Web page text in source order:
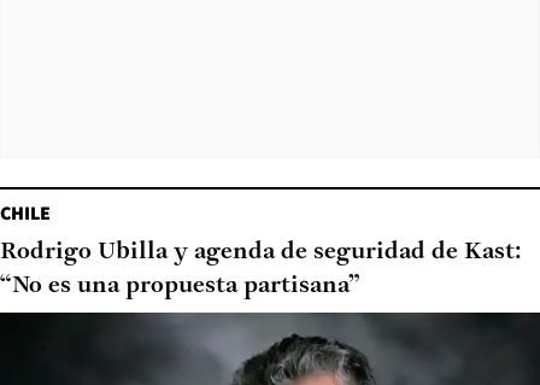
CHILE
Rodrigo Ubilla y agenda de seguridad de Kast:
“No es una propuesta partisana”